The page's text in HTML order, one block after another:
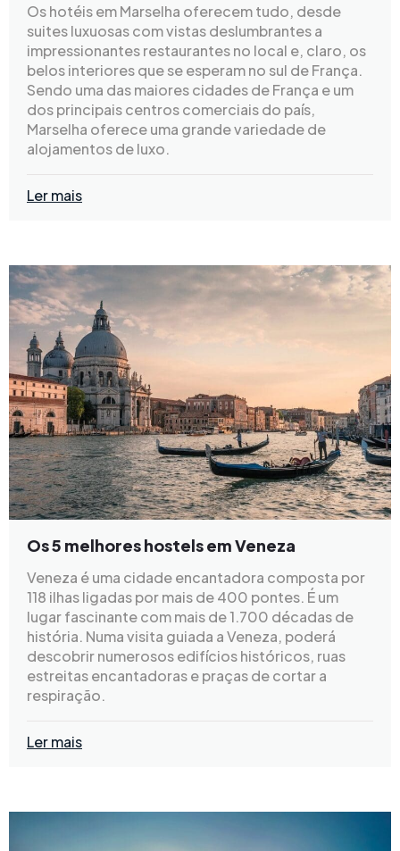
Os hotéis em Marselha oferecem tudo, desde
suites luxuosas com vistas deslumbrantes a
impressionantes restaurantes no local e, claro, os
belos interiores que se esperam no sul de França.
Sendo uma das maiores cidades de França e um
dos principais centros comerciais do país,
Marselha oferece uma grande variedade de
alojamentos de luxo.
Ler mais
Os 5 melhores hostels em Veneza
Veneza é uma cidade encantadora composta por
118 ilhas ligadas por mais de 400 pontes. É um
lugar fascinante com mais de 1.700 décadas de
história. Numa visita guiada a Veneza, poderá
descobrir numerosos edifícios históricos, ruas
estreitas encantadoras e praças de cortar a
respiração.
Ler mais